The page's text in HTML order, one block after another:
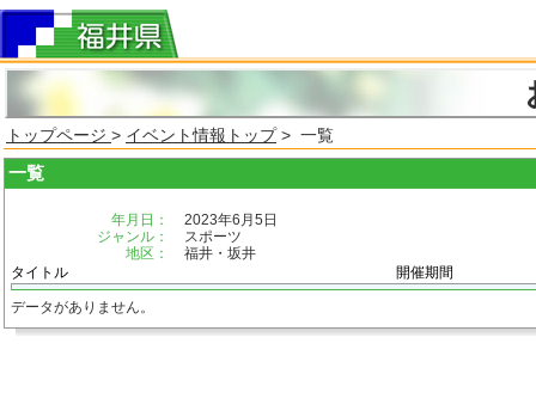
トップページ > イベント情報トップ> 一覧
一覧
年月日：
2023年6月5日
ジャンル：
スポーツ
地区：
福井・坂井
タイトル
開催期間
データがありません。